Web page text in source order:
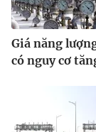
® Cấm sao
thuận bằng văn
thông tin từ
Giá năng
có nguy cơ